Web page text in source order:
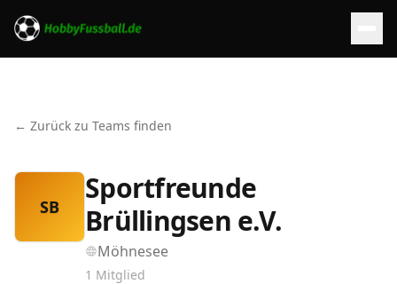
← Zurück zu Teams finden
SB
Sportfreunde
Brüllingsen e.V.
Möhnesee
1 Mitglied